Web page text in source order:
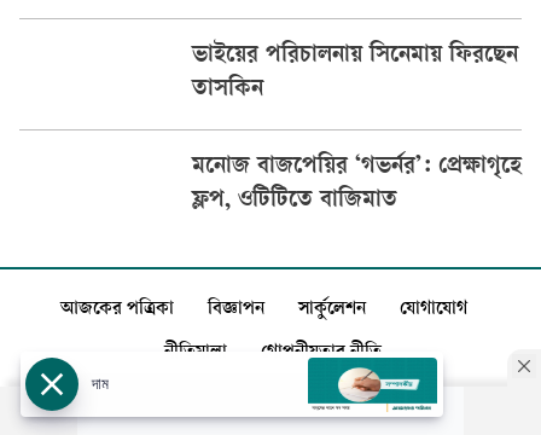
ভাইয়ের পরিচালনায় সিনেমায় ফিরছেন
তাসকিন
মনোজ বাজপেয়ির ‘গভর্নর’: প্রেক্ষাগৃহে
ফ্লপ, ওটিটিতে বাজিমাত
আজকের পত্রিকা বিজ্ঞাপন সার্কুলেশন যোগাযোগ
নীতিমালা গোপনীয়তার নীতি
দাম